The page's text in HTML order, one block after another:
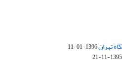
تهران1396-01-11
1395-11-21